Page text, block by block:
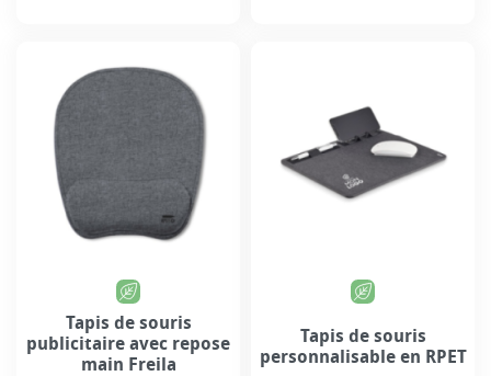
Tapis de souris
publicitaire avec repose
main Freila
Tapis de souris
personnalisable en RPET